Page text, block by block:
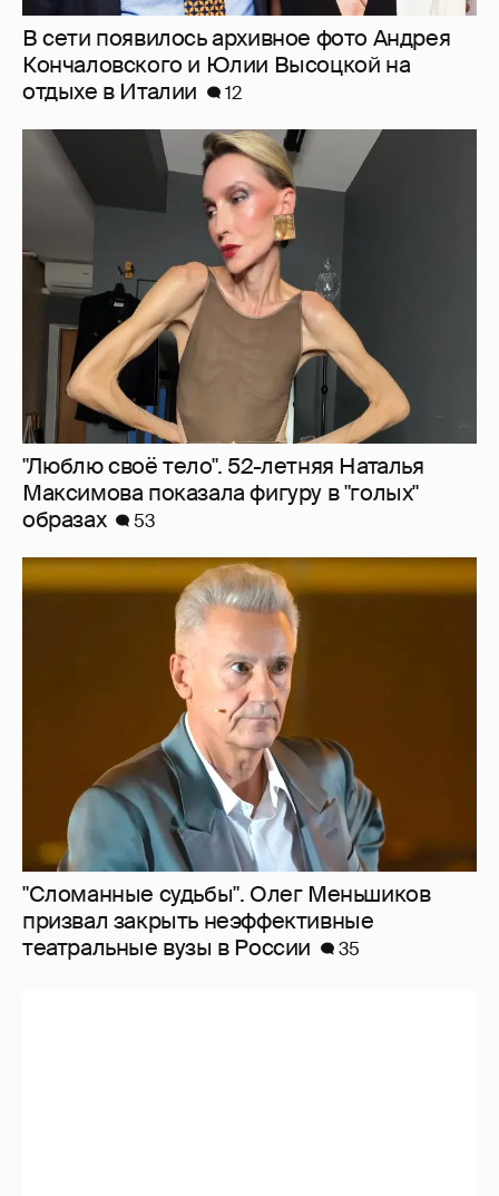
В сети появилось архивное фото Андрея
Кончаловского и Юлии Высоцкой на
отдыхе в Италии
12
"Люблю своё тело". 52-летняя Наталья
Максимова показала фигуру в "голых"
образах
53
"Сломанные судьбы". Олег Меньшиков
призвал закрыть неэффективные
театральные вузы в России
35